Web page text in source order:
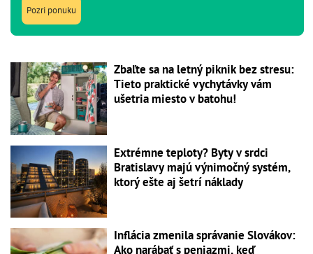
Pozri ponuku
Zbaľte sa na letný piknik bez stresu:
Tieto praktické vychytávky vám
ušetria miesto v batohu!
Extrémne teploty? Byty v srdci
Bratislavy majú výnimočný systém,
ktorý ešte aj šetrí náklady
Inflácia zmenila správanie Slovákov:
Ako narábať s peniazmi, keď